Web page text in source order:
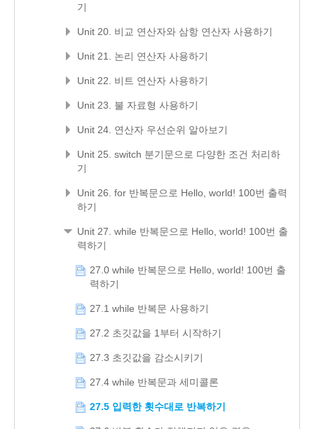
기
Unit 20. 비교 연산자와 삼항 연산자 사용하기
Unit 21. 논리 연산자 사용하기
Unit 22. 비트 연산자 사용하기
Unit 23. 불 자료형 사용하기
Unit 24. 연산자 우선순위 알아보기
Unit 25. switch 분기문으로 다양한 조건 처리하
기
Unit 26. for 반복문으로 Hello, world! 100번 출력
하기
Unit 27. while 반복문으로 Hello, world! 100번 출
력하기
27.0 while 반복문으로 Hello, world! 100번 출
력하기
27.1 while 반복문 사용하기
27.2 초깃값을 1부터 시작하기
27.3 초깃값을 감소시키기
27.4 while 반복문과 세미콜론
27.5 입력한 횟수대로 반복하기